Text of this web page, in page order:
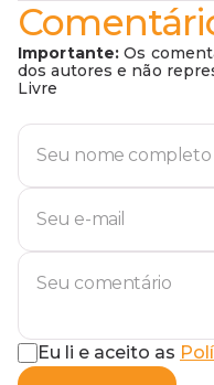
Importante: Os
dos autores e não
Livre
Eu li e aceito as